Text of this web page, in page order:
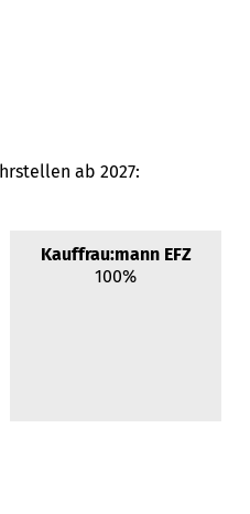
ab 2027:
Kauffrau:mann EFZ
100%